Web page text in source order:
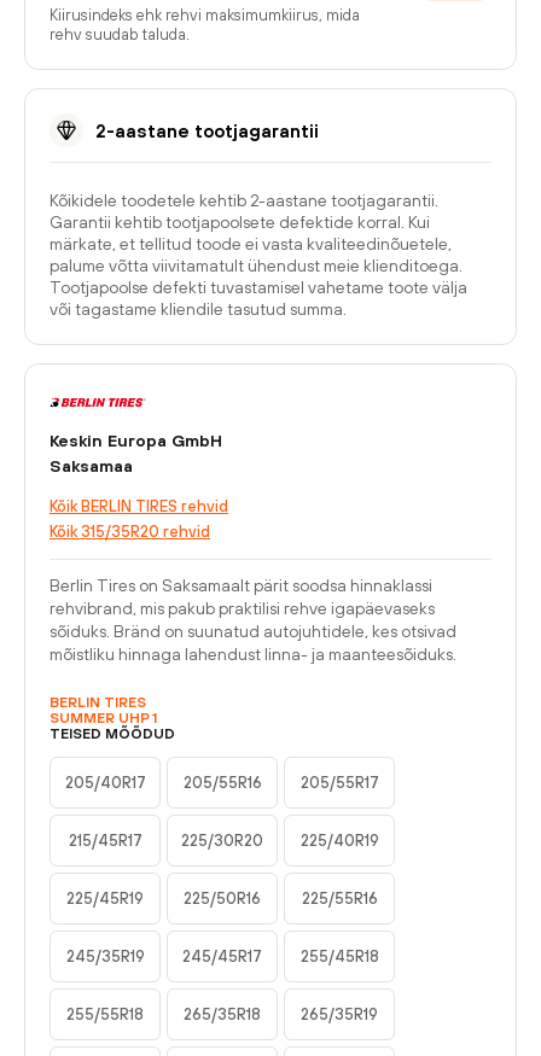
Kiirusindeks ehk rehvi maksimumkiirus, mida
rehv suudab taluda.
2-aastane tootjagarantii
Kõikidele toodetele kehtib 2-aastane tootjagarantii.
Garantii kehtib tootjapoolsete defektide korral. Kui
märkate, et tellitud toode ei vasta kvaliteedinõuetele,
palume võtta viivitamatult ühendust meie klienditoega.
Tootjapoolse defekti tuvastamisel vahetame toote välja
või tagastame kliendile tasutud summa.
Keskin Europa GmbH
Saksamaa
Kõik BERLIN TIRES rehvid
Kõik 315/35R20 rehvid
Berlin Tires on Saksamaalt pärit soodsa hinnaklassi
rehvibrand, mis pakub praktilisi rehve igapäevaseks
sõiduks. Bränd on suunatud autojuhtidele, kes otsivad
mõistliku hinnaga lahendust linna- ja maanteesõiduks.
BERLIN TIRES
SUMMER UHP 1
TEISED MÕÕDUD
205/40R17 205/55R16 205/55R17
215/45R17 225/30R20 225/40R19
225/45R19 225/50R16 225/55R16
245/35R19 245/45R17 255/45R18
255/55R18 265/35R18 265/35R19